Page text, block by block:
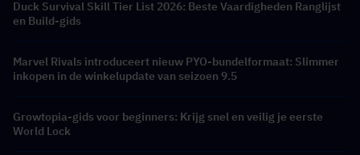
Duck Survival Skill Tier List 2026: Beste Vaardigheden Ranglijst
en Build-gids
Marvel Rivals introduceert nieuw PYO-bundelformaat: Slimmer
inkopen in de winkelupdate van seizoen 9.5
Growtopia-gids voor beginners: Krijg snel en veilig je eerste
World Lock